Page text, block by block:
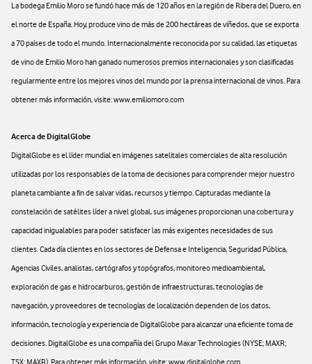
La bodega Emilio Moro se fundó hace más de 120 años en la región de Ribera del Duero, en
el norte de España. Hoy, produce vino de más de 200 hectáreas de viñedos, que se exporta
a 70 países de todo el mundo. Internacionalmente reconocida por su calidad, las etiquetas
de vino de Emilio Moro han ganado numerosos premios internacionales y son clasificadas
regularmente entre los mejores vinos del mundo por la prensa internacional de vinos. Para
obtener más información, visite: www.emiliomoro.com
Acerca de DigitalGlobe
DigitalGlobe es el líder mundial en imágenes satelitales comerciales de alta resolución
utilizadas por los responsables de la toma de decisiones para comprender mejor nuestro
planeta cambiante a fin de salvar vidas, recursos y tiempo. Capturadas mediante la
constelación de satélites líder a nivel global, sus imágenes proporcionan una cobertura y
capacidad inigualables para poder satisfacer las más exigentes necesidades de sus
clientes. Cada día clientes en los sectores de Defensa e Inteligencia, Seguridad Pública,
Agencias Civiles, analistas, cartógrafos y topógrafos, monitoreo medioambiental,
exploración de gas e hidrocarburos, gestión de infraestructuras, tecnologías de
navegación, y proveedores de tecnologías de localización dependen de los datos,
información, tecnología y experiencia de DigitalGlobe para alcanzar una eficiente toma de
decisiones. DigitalGlobe es una compañía del Grupo Maxar Technologies (NYSE; MAXR;
TSX; MAXR). Para obtener más información, visite: www.digitalglobe.com